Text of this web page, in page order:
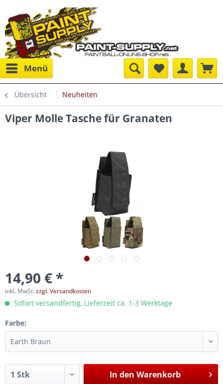
Menü
Übersicht Neuheiten
Viper Molle Tasche für Granaten
14,90 € *
inkl. MwSt.zzgl. Versandkosten
Sofort versandfertig, Lieferzeit ca. 1-3 Werktage
Farbe:
In den Warenkorb